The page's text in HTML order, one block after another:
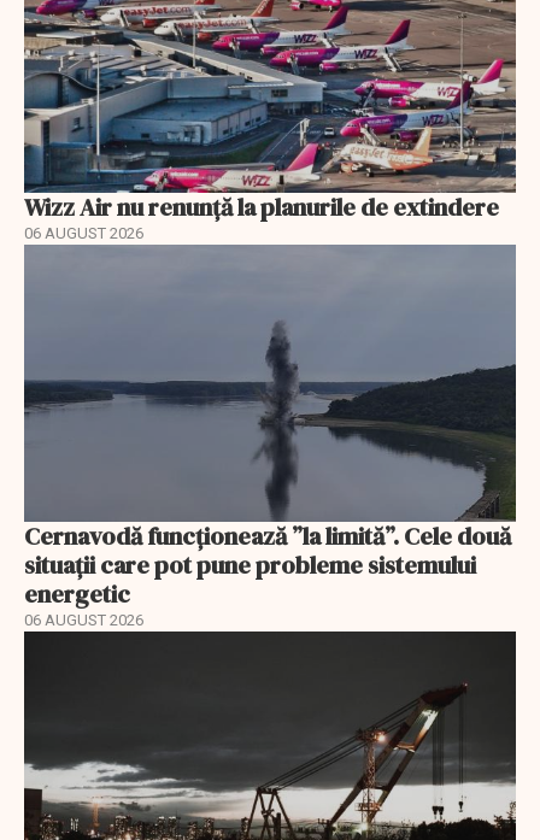
Wizz Air nu renunță la planurile de extindere
06 AUGUST 2026
Cernavodă funcționează ”la limită”. Cele două
situații care pot pune probleme sistemului
energetic
06 AUGUST 2026